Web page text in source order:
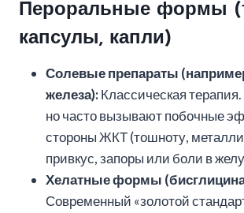
Пероральные формы
капсулы, капли)
Солевые препараты
железа):Классическая
но часто вызывают побочные
стороны ЖКТ (тошноту,
привкус, запоры или боли в
Хелатные формы
Современный «золотой